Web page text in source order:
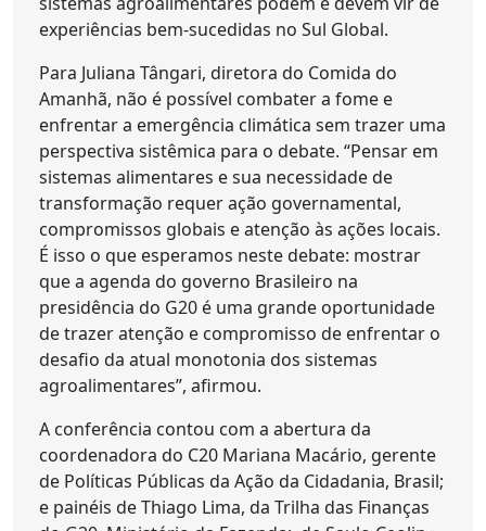
experiências bem-sucedidas no Sul Global.
Para Juliana Tângari, diretora do Comida do
Amanhã, não é possível combater a fome e
enfrentar a emergência climática sem trazer uma
perspectiva sistêmica para o debate. “Pensar em
sistemas alimentares e sua necessidade de
transformação requer ação governamental,
compromissos globais e atenção às ações locais.
É isso o que esperamos neste debate: mostrar
que a agenda do governo Brasileiro na
presidência do G20 é uma grande oportunidade
de trazer atenção e compromisso de enfrentar o
desafio da atual monotonia dos sistemas
agroalimentares”, afirmou.
A conferência contou com a abertura da
coordenadora do C20 Mariana Macário, gerente
de Políticas Públicas da Ação da Cidadania, Brasil;
e painéis de Thiago Lima, da Trilha das Finanças